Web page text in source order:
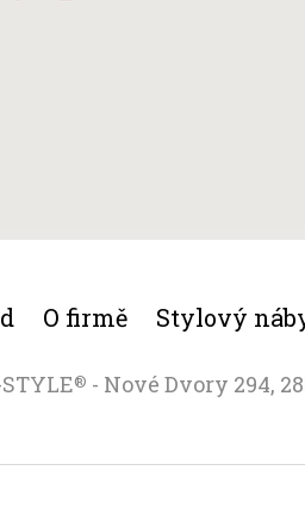
O firmě Stylový
® - Nové Dvory 294,